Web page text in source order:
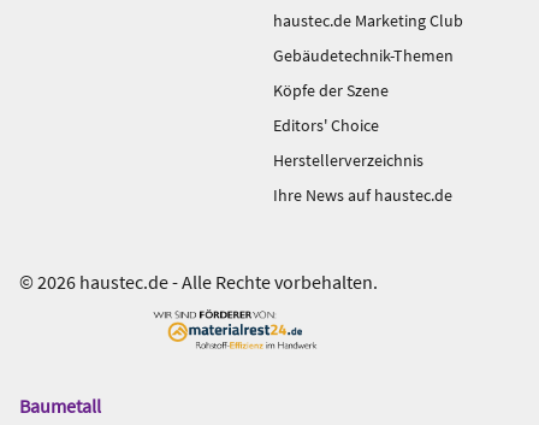
haustec.de Marketing Club
Gebäudetechnik-Themen
Köpfe der Szene
Editors' Choice
Herstellerverzeichnis
Ihre News auf haustec.de
© 2026 haustec.de - Alle Rechte vorbehalten.
Das
Baumetall